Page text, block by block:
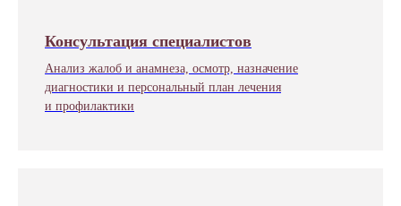
Консультация специалистов
Анализ жалоб и анамнеза, осмотр, назначение
диагностики и персональный план лечения
и профилактики